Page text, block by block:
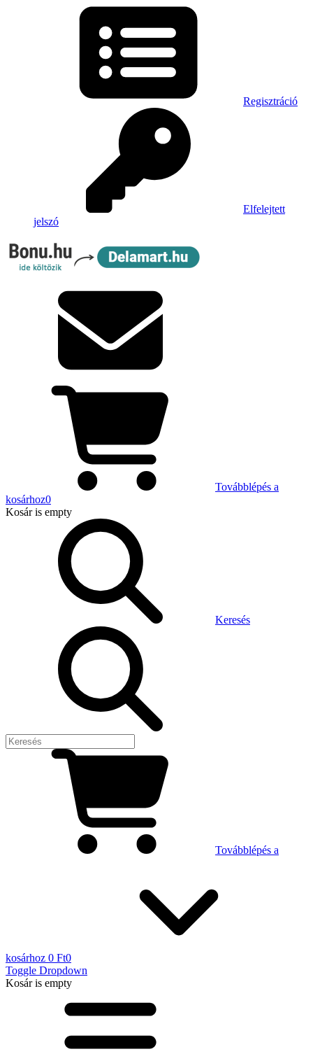
Regisztráció
Elfelejtett
jelszó
Továbblépés a
kosárhoz0
Kosáris empty
Keresés
Továbblépés a
kosárhoz 0 Ft0
Toggle Dropdown
Kosáris empty